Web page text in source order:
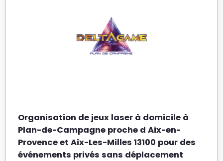
Organisation de jeux laser à domicile à
Plan-de-Campagne proche d Aix-en-
Provence et Aix-Les-Milles 13100 pour des
événements privés sans déplacement